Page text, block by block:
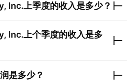
Inc. 上季度的收入是多少？
Inc. 上个季度的收入是多
是多少？